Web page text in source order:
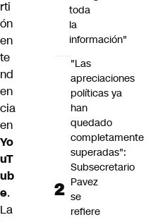
rti
ón
en
te
nd
en
cia
en
Yo
uT
ub
e.
La
toda
la
información"
"Las
apreciaciones
políticas ya
han
quedado
completamente
superadas":
Subsecretario
Pavez
se
refiere